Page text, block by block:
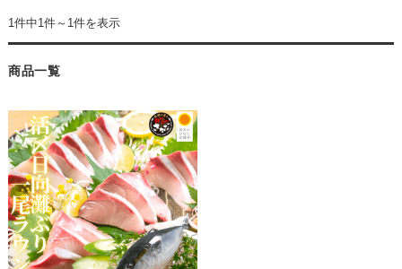
1件中1件～1件を表示
商品一覧